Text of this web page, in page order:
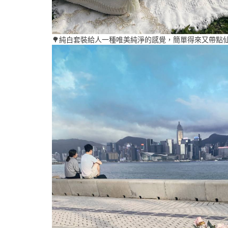
🌳純白套裝給人一種唯美純淨的感覺，簡單得來又帶點